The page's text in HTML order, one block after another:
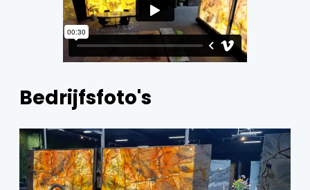
Bedrijfsfoto's